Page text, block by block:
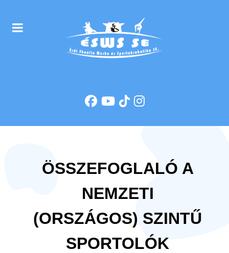
ÖSSZEFOGLALÓ A
NEMZETI
(ORSZÁGOS) SZINTŰ
SPORTOLÓK